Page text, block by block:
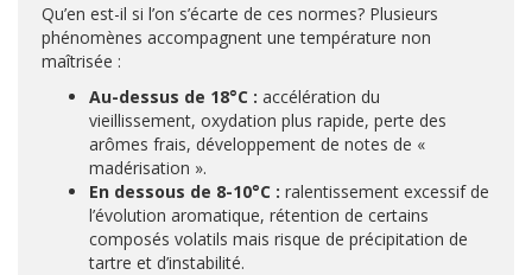
Qu’en est-il si l’on s’écarte de ces normes? Plusieurs
phénomènes accompagnent une température non
maîtrisée :
Au-dessus de 18°C : accélération du
vieillissement, oxydation plus rapide, perte des
arômes frais, développement de notes de «
madérisation ».
En dessous de 8-10°C : ralentissement excessif de
l’évolution aromatique, rétention de certains
composés volatils mais risque de précipitation de
tartre et d’instabilité.